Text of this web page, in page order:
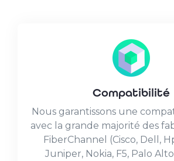
Compatibilité
Nous garantissons une
avec la grande majorité des
FiberChannel (Cisco, Dell,
Juniper, Nokia, F5, Palo